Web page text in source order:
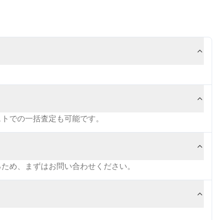
での一括査定も可能です。
め、まずはお問い合わせください。